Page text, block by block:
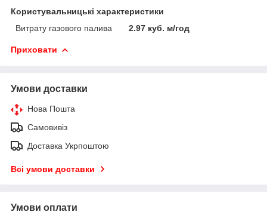
Користувальницькі характеристики
Витрату газового палива
2.97 куб. м/год
Приховати
Умови доставки
Нова Пошта
Самовивіз
Доставка Укрпоштою
Всі умови доставки
Умови оплати